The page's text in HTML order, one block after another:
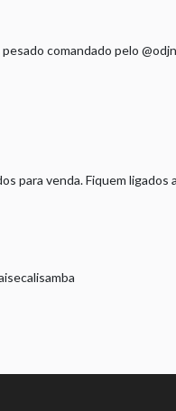
comandado pelo
para venda. Fiquem ligados